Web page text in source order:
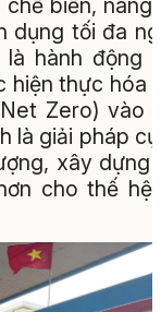
biến, nâng
dụng tối đa
hành động
hiện thực hóa
Zero) vào
là giải pháp
xây dựng
cho thế hệ